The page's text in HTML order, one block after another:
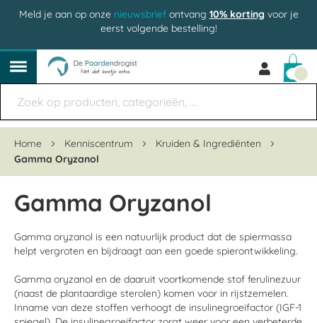
Meld je aan op onze nieuwsbriefontvang 10% korting voor je
eerst volgende bestelling!
Home Kenniscentrum
Kruiden & Ingrediënten
Gamma Oryzanol
Gamma Oryzanol
Gamma oryzanol is een natuurlijk product dat de spiermassa
helpt vergroten en bijdraagt aan een goede spierontwikkeling.
Gamma oryzanol en de daaruit voortkomende stof ferulinezuur
(naast de plantaardige sterolen) komen voor in rijstzemelen.
Inname van deze stoffen verhoogt de insulinegroeifactor (IGF-1